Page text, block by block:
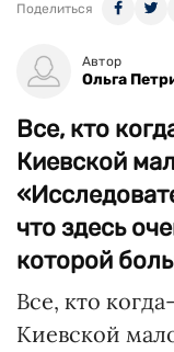
Поделиться
Автор
Ольга
Все, кто
Киевской
что здесь
которой
Все, кто
Киевской